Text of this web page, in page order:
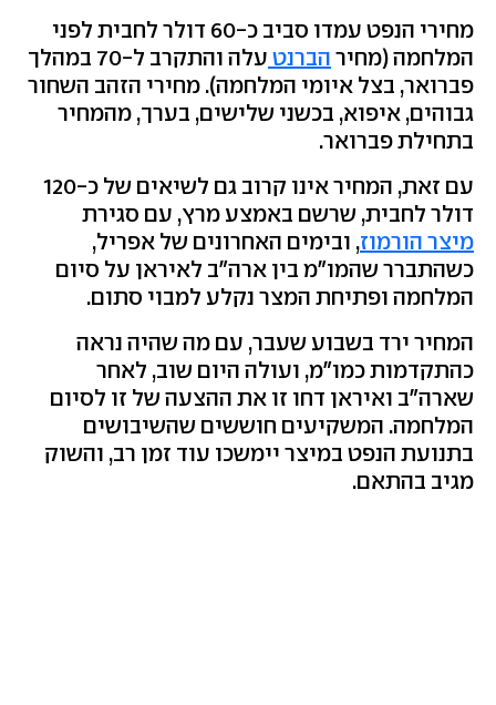
מחירי הנפט עמדו סביב כ-60 דולר לחבית לפני
המלחמה (מחירהברנט
עלה והתקרב ל-70 במהלך
פברואר, בצל איומי המלחמה). מחירי הזהב השחור
גבוהים, איפוא, בכשני שלישים, בערך, מהמחיר
בתחילת פברואר.
עם זאת, המחיר אינו קרוב גם לשיאים של כ-120
דולר לחבית, שרשם באמצע מרץ, עם סגירת
מיצר הורמוז, ובימים האחרונים של אפריל,
כשהתברר שהמו"מ בין ארה"ב לאיראן על סיום
המלחמה ופתיחת המצר נקלע למבוי סתום.
המחיר ירד בשבוע שעבר, עם מה שהיה נראה
כהתקדמות כמו"מ, ועולה היום שוב, לאחר
שארה"ב ואיראן דחו זו את ההצעה של זו לסיום
המלחמה. המשקיעים חוששים שהשיבושים
בתנועת הנפט במיצר יימשכו עוד זמן רב, והשוק
מגיב בהתאם.